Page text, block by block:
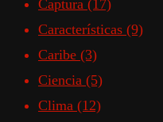
Captura (17)
Características (9)
Caribe (3)
Ciencia (5)
Clima (12)